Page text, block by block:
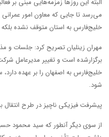
البته این روزها زمزمه‌هایی مبنی بر
می‌رسد تا جایی که معاون امور عمرانی
خلیج‌فارس به استان متوقف نشده
مهران زینلیان تصریح کرد: جلسات و
برگزارشده است و تغییر مدیرعامل
خلیج‌فارس به اصفهان را بر عهده
شود.
پیشرفت فیزیکی ناچیز در طرح انتقال
از سوی دیگر آنطور که سید محمود